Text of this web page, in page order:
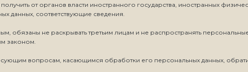
от органов власти иностранного государства, иностранных
данных, соответствующие сведения.
обязаны не раскрывать третьим лицам и не распространять
законом.
вопросам, касающимся обработки его персональных данных,